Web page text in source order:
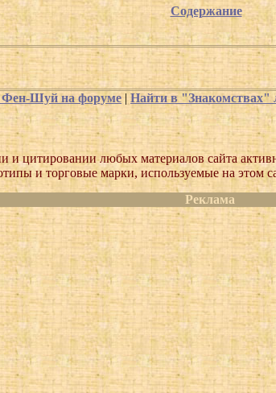
Содержание
Фен-Шуй на форуме Найти в
и цитировании любых материалов сайта
и торговые марки, используемые на этом
Реклама